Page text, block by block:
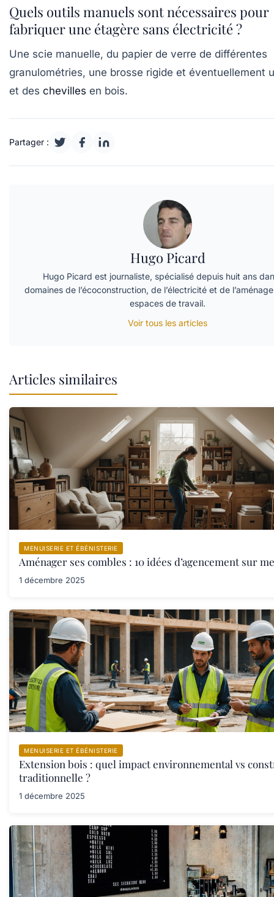
Quels outils manuels sont nécessaires pour
fabriquer une étagère sans électricité ?
Une scie manuelle, du papier de verre de différentes
granulométries, une brosse rigide et éventuellement
et des chevilles en bois.
Partager :
Hugo Picard
Hugo Picard est journaliste, spécialisé depuis huit ans
domaines de l’écoconstruction, de l’électricité et de
espaces de travail.
Voir tous les articles
Articles similaires
MENUISERIE ET ÉBÉNISTERIE
Aménager ses combles : 10 idées d’agencement sur
1 décembre 2025
MENUISERIE ET ÉBÉNISTERIE
Extension bois : quel impact environnemental vs
traditionnelle ?
1 décembre 2025